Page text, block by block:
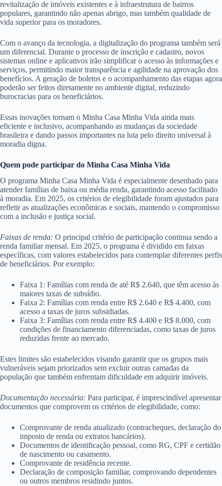
revitalização de imóveis existentes e à infraestrutura de bairros
populares, garantindo não apenas abrigo, mas também qualidade de
vida superior para os moradores.
Com o avanço da tecnologia, a digitalização do programa também será
um diferencial. Durante o processo de inscrição e cadastro, novos
sistemas online e aplicativos irão simplificar o acesso às informações e
serviços, permitindo maior transparência e agilidade na aprovação dos
benefícios. A geração de boletos e o acompanhamento das etapas agora
poderão ser feitos diretamente no ambiente digital, reduzindo
burocracias para os beneficiários.
Essas inovações tornam o Minha Casa Minha Vida ainda mais
eficiente e inclusivo, acompanhando as mudanças da sociedade
brasileira e dando passos importantes na luta pelo direito universal à
moradia digna.
Quem pode participar do Minha Casa Minha Vida
O programa Minha Casa Minha Vida é especialmente desenhado para
atender famílias de baixa ou média renda, garantindo acesso facilitado
à moradia. Em 2025, os critérios de elegibilidade foram ajustados para
refletir as atualizações econômicas e sociais, mantendo o compromisso
com a inclusão e justiça social.
Faixas de renda: O principal critério de participação continua sendo a
renda familiar mensal. Em 2025, o programa é dividido em faixas
específicas, com valores estabelecidos para contemplar diferentes perfis
de beneficiários. Por exemplo:
Faixa 1: Famílias com renda de até R$ 2.640, que têm acesso às
maiores taxas de subsídio.
Faixa 2: Famílias com renda entre R$ 2.640 e R$ 4.400, com
acesso a taxas de juros subsidiadas.
Faixa 3: Famílias com renda entre R$ 4.400 e R$ 8.000, com
condições de financiamento diferenciadas, como taxas de juros
reduzidas frente ao mercado.
Estes limites são estabelecidos visando garantir que os grupos mais
vulneráveis sejam priorizados sem excluir outras camadas da
população que também enfrentam dificuldade em adquirir imóveis.
Documentação necessária: Para participar, é imprescindível apresentar
documentos que comprovem os critérios de elegibilidade, como:
Comprovante de renda atualizado (contracheques, declaração do
imposto de renda ou extratos bancários).
Documentos de identificação pessoal, como RG, CPF e certidão
de nascimento ou casamento.
Comprovante de residência recente.
Declaração de composição familiar, comprovando dependentes
ou outros membros residindo juntos.